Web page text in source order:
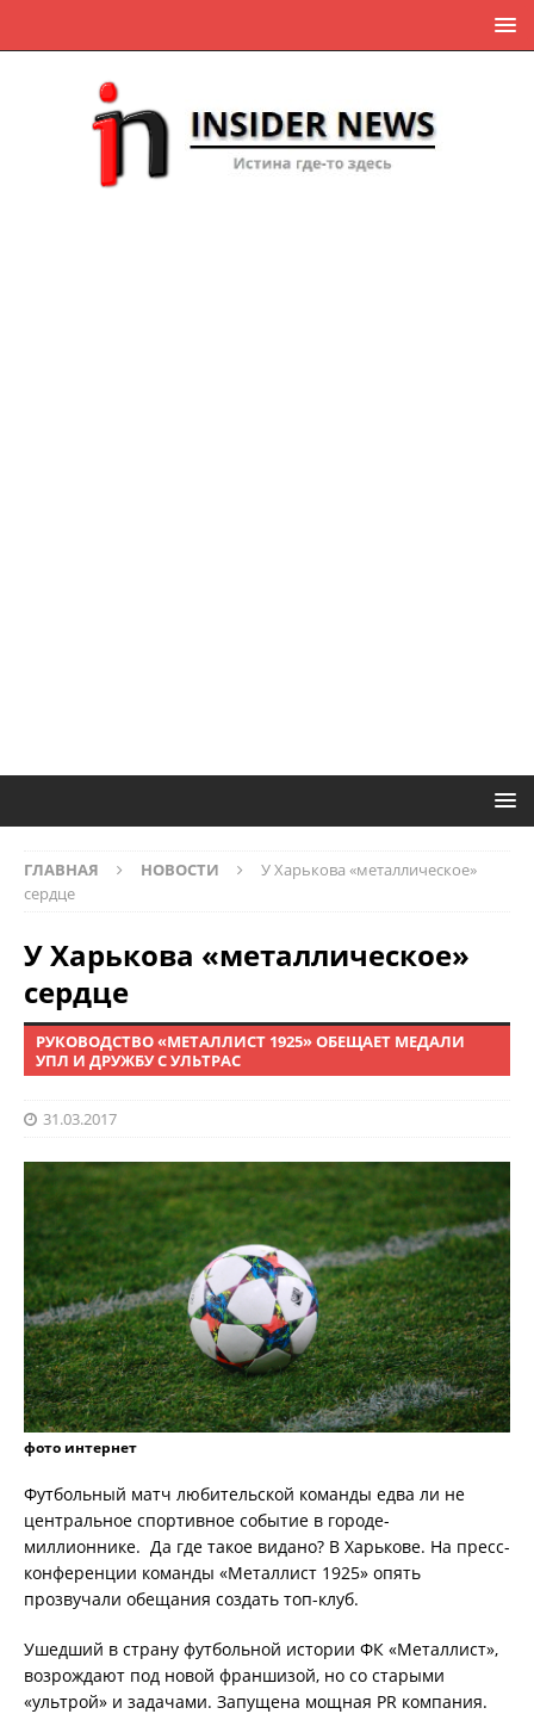
ГЛАВНАЯ НОВОСТИ
У Харькова «металлическое»
сердце
У Харькова «металлическое»
сердце
РУКОВОДСТВО «МЕТАЛЛИСТ 1925» ОБЕЩАЕТ МЕДАЛИ
УПЛ И ДРУЖБУ С УЛЬТРАС
31.03.2017
фото интернет
Футбольный матч любительской команды едва ли не
центральное спортивное событие в городе-
миллионнике. Да где такое видано? В Харькове. На пресс-
конференции команды «Металлист 1925» опять
прозвучали обещания создать топ-клуб.
Ушедший в страну футбольной истории ФК «Металлист»,
возрождают под новой франшизой, но со старыми
«ультрой» и задачами. Запущена мощная PR компания.